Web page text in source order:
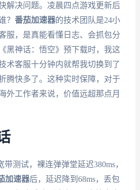
解决问题。凌晨四点游戏更新后
？ 番茄加速器的技术团队是24小
服，是真能看懂日志、会抓包分
黑神话：悟空》预下载时，我这
术客服十分钟内就帮我切换到了
腾快多了。这种实时保障，对于
外工作者来说，价值远超那点月
带测试，裸连弹弹堂延迟380ms，
加速器后，延迟降到68ms，丢包